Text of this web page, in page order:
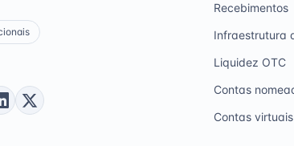
Recebimentos
Infraestrutura
Liquidez OTC
Contas
Contas virtuais